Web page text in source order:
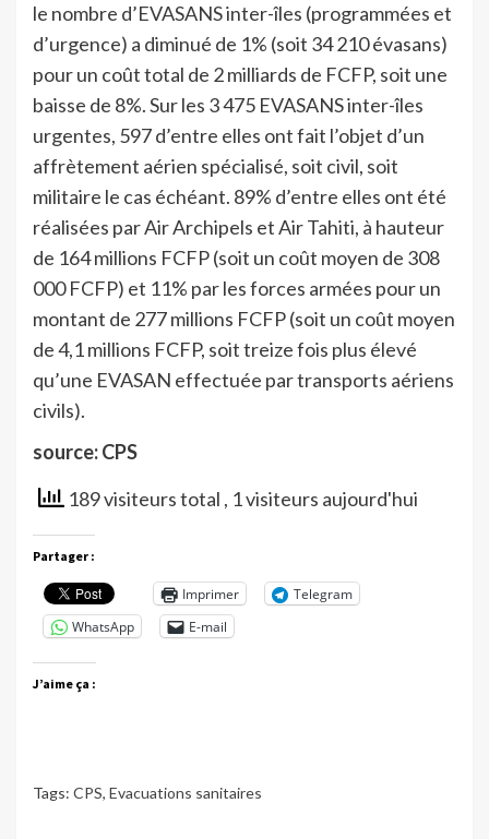
le nombre d’EVASANS inter-îles (programmées et
d’urgence) a diminué de 1% (soit 34 210 évasans)
pour un coût total de 2 milliards de FCFP, soit une
baisse de 8%. Sur les 3 475 EVASANS inter-îles
urgentes, 597 d’entre elles ont fait l’objet d’un
affrètement aérien spécialisé, soit civil, soit
militaire le cas échéant. 89% d’entre elles ont été
réalisées par Air Archipels et Air Tahiti, à hauteur
de 164 millions FCFP (soit un coût moyen de 308
000 FCFP) et 11% par les forces armées pour un
montant de 277 millions FCFP (soit un coût moyen
de 4,1 millions FCFP, soit treize fois plus élevé
qu’une EVASAN effectuée par transports aériens
civils).
source: CPS
189 visiteurs total , 1 visiteurs aujourd'hui
Partager :
Imprimer
Telegram
WhatsApp
E-mail
J’aime ça :
Tags: CPS, Evacuations sanitaires